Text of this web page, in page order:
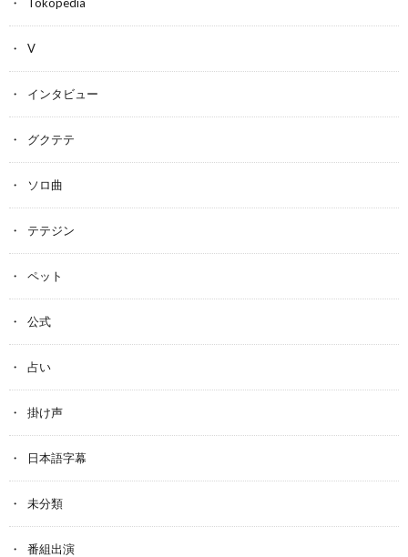
V
インタビュー
グクテテ
ソロ曲
テテジン
ペット
公式
占い
掛け声
日本語字幕
未分類
番組出演